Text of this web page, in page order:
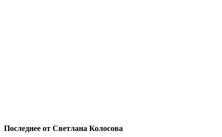
Последнее от Светлана Колосова